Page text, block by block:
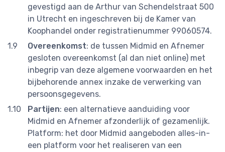
gevestigd aan de Arthur van Schendelstraat 500
in Utrecht en ingeschreven bij de Kamer van
Koophandel onder registratienummer 99060574.
Overeenkomst: de tussen Midmid en Afnemer
gesloten overeenkomst (al dan niet online) met
inbegrip van deze algemene voorwaarden en het
bijbehorende annex inzake de verwerking van
persoonsgegevens.
Partijen: een alternatieve aanduiding voor
Midmid en Afnemer afzonderlijk of gezamenlijk.
Platform: het door Midmid aangeboden alles-in-
een platform voor het realiseren van een